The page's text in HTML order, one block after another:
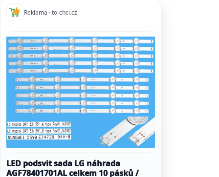
Reklama · to-chci.cz
LED podsvit sada LG náhrada
AGF78401701AL celkem 10 pásků /